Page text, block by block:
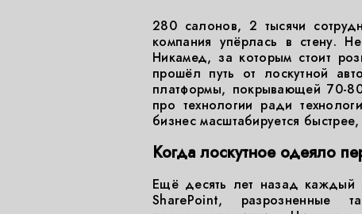
280 салонов, 2 тысячи
компания упёрлась в стену.
Никамед, за которым стоит
прошёл путь от лоскутной
платформы, покрывающей 70-
про технологии ради
бизнес масштабируется
Когда лоскутное одеяло
Ещё десять лет назад
SharePoint, разрозненные